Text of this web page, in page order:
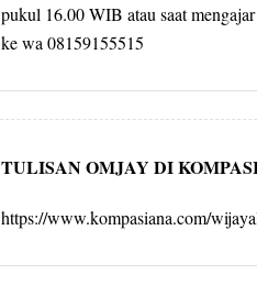
pukul 16.00 WIB atau saat
ke wa 08159155515
TULISAN OMJAY DI
https://www.kompasiana.com/